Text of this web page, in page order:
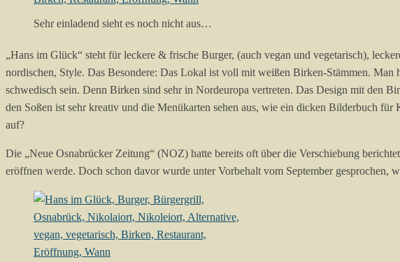
Sehr einladend sieht es noch nicht aus…
„Hans im Glück“ steht für leckere & frische Burger, (auch vegan und vegetarisch),
nordischen, Style. Das Besondere: Das Lokal ist voll mit weißen Birken-Stämmen.
schwedisch sein. Denn Birken sind sehr in Nordeuropa vertreten. Das Design mit den
den Soßen ist sehr kreativ und die Menükarten sehen aus, wie ein dicken Bilderbuch
auf?
Die „Neue Osnabrücker Zeitung“ (NOZ) hatte bereits oft über die Verschiebung
eröffnen werde. Doch schon davor wurde unter Vorbehalt vom September